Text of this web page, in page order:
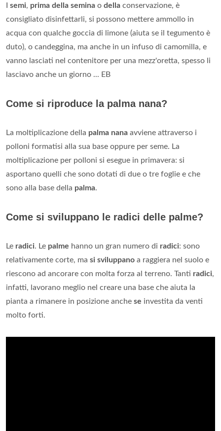
semi, prima della semina o della conservazione, è
consigliato disinfettarli, si possono mettere ammollo in
acqua con qualche goccia di limone (aiuta se il tegumento è
duto), o candeggina, ma anche in un infuso di camomilla, e
vanno lasciati nel contenitore per una mezz'oretta, spesso li
lasciavo anche un giorno ... EB
Come si riproduce la palma nana?
La moltiplicazione della palma nana avviene attraverso i
polloni formatisi alla sua base oppure per seme. La
moltiplicazione per polloni si esegue in primavera: si
asportano quelli che sono dotati di due o tre foglie e che
sono alla base della palma.
Come si sviluppano le radici delle palme?
Le radici. Le palme hanno un gran numero di radici: sono
relativamente corte, ma si sviluppano a raggiera nel suolo e
riescono ad ancorare con molta forza al terreno. Tanti radici,
infatti, lavorano meglio nel creare una base che aiuta la
pianta a rimanere in posizione anche se investita da venti
molto forti.